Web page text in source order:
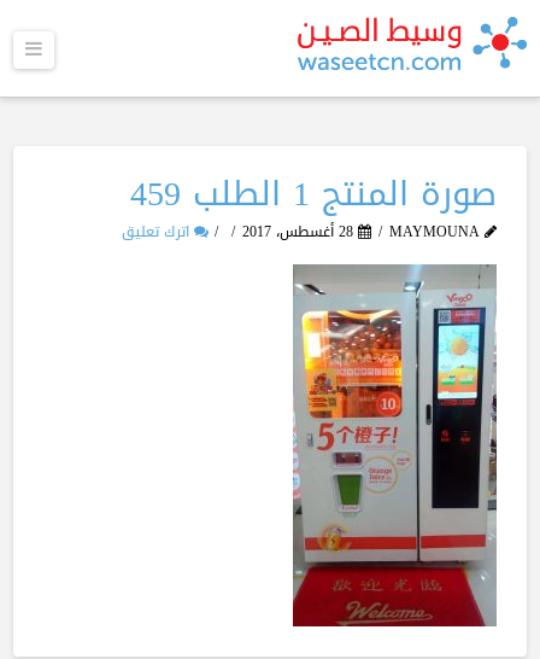
صورة المنتج 1 الطلب 459
MAYMOUNA 28 أغسطس، 2017 اترك تعليق